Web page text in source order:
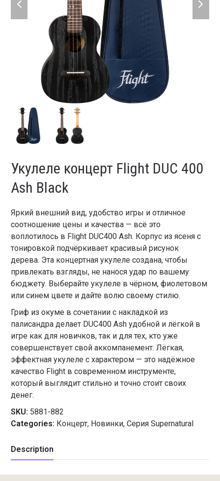
slide
slide
Укулеле концерт Flight DUC 400
Ash Black
Яркий внешний вид, удобство игры и отличное
соотношение цены и качества — всё это
воплотилось в Flight DUC400 Ash. Корпус из ясеня с
тонировкой подчёркивает красивый рисунок
дерева. Эта концертная укулеле создана, чтобы
привлекать взгляды, не нанося удар по вашему
бюджету. Выберайте укулеле в чёрном, фиолетовом
или синем цвете и дайте волю своему стилю.
Гриф из окуме в сочетании с накладкой из
палисандра делает DUC400 Ash удобной и лёгкой в
игре как для новичков, так и для тех, кто уже
совершенствует свой аккомпанемент. Лёгкая,
эффектная укулеле с характером — это надёжное
качество Flight в современном инструменте,
который выглядит стильно и точно стоит своих
денег.
SKU: 5881-882
Categories: Концерт, Новинки,Серия Supernatural
Description